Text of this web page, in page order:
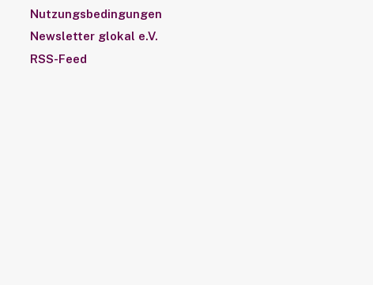
Nutzungsbedingungen
Newsletter glokal e.V.
RSS-Feed